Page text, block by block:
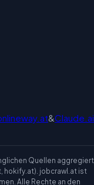
&Claude.ai
Quellen aggregiert
hokify.at). jobcrawl.at ist
Alle Rechte an den